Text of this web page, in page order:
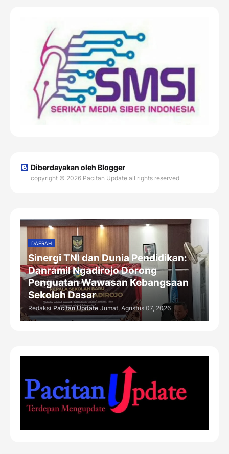
Diberdayakan oleh Blogger
copyright © 2026 Pacitan Update all rights reserved
DAERAH
Sinergi TNI dan Dunia Pendidikan:
Danramil Ngadirojo Dorong
Penguatan Wawasan Kebangsaan
Sekolah Dasar
Redaksi Pacitan Update Jumat, Agustus 07, 2026